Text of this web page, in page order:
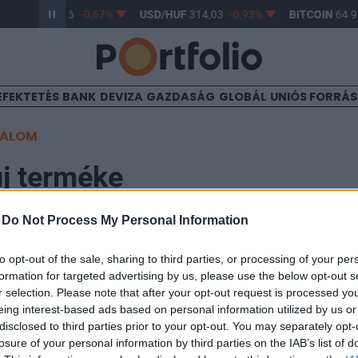
Do Not Process My Personal Information
opt-out of the sale, sharing to third parties, or processing of your
for targeted advertising by us, please use the below opt-out
selection. Please note that after your opt-out request is processed
interest-based ads based on personal information utilized by us
to third parties prior to your opt-out. You may separately
of your personal information by third parties on the IAB’s list of
362,96 -0,67% USD/HUF 314,03 -0,93% BITCOIN64
BANK DEVIZA GAZDASÁG GLOBÁL UNIÓS
terméke
vezérigazgatója a mai napon mutatta be a
magyar piacra szánt termékét, a NABI 700 SE-t. A
fejlesztette ki, a busz a Scania önjáró